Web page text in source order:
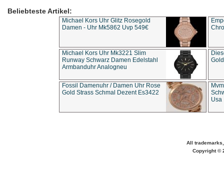
Beliebteste Artikel:
Michael Kors Uhr Glitz Rosegold
Damen - Uhr Mk5862 Uvp 549€
Michael Kors Uhr Mk3221 Slim
Runway Schwarz Damen Edelstahl
Armbanduhr Analogneu
Fossil Damenuhr / Damen Uhr Rose
Gold Strass Schmal Dezent Es3422
Usa
All
Copyright ©